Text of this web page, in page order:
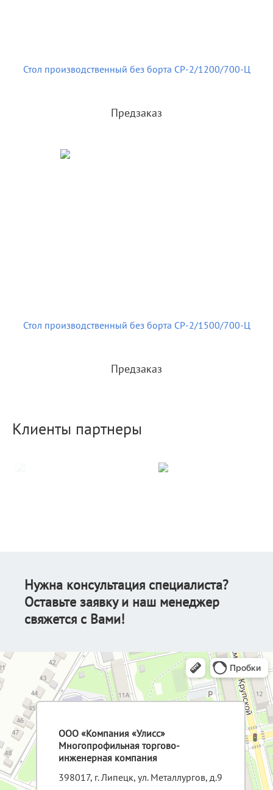
Стол производственный без борта СР-2/1200/700-Ц
Предзаказ
Стол производственный без борта СР-2/1500/700-Ц
Предзаказ
Клиенты партнеры
Нужна консультация специалиста?
Оставьте заявку и наш менеджер
свяжется с Вами!
ООО «Компания «Улисс»
Многопрофильная торгово-
инженерная компания
398017, г. Липецк, ул. Металлургов, д.9